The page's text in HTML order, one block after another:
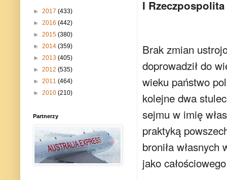
I Rzeczpospolita
Brak zmian
doprowadził do
wieku państwo
kolejne dwa
sejmu w imię
praktyką
broniła
jako
► 2017 (433)
► 2016 (442)
► 2015 (380)
► 2014 (359)
► 2013 (405)
► 2012 (535)
► 2011 (464)
► 2010 (210)
Partnerzy